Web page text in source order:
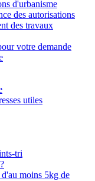
d'urbanisme
des autorisations
des travaux
votre demande
utiles
tri
moins 5kg de